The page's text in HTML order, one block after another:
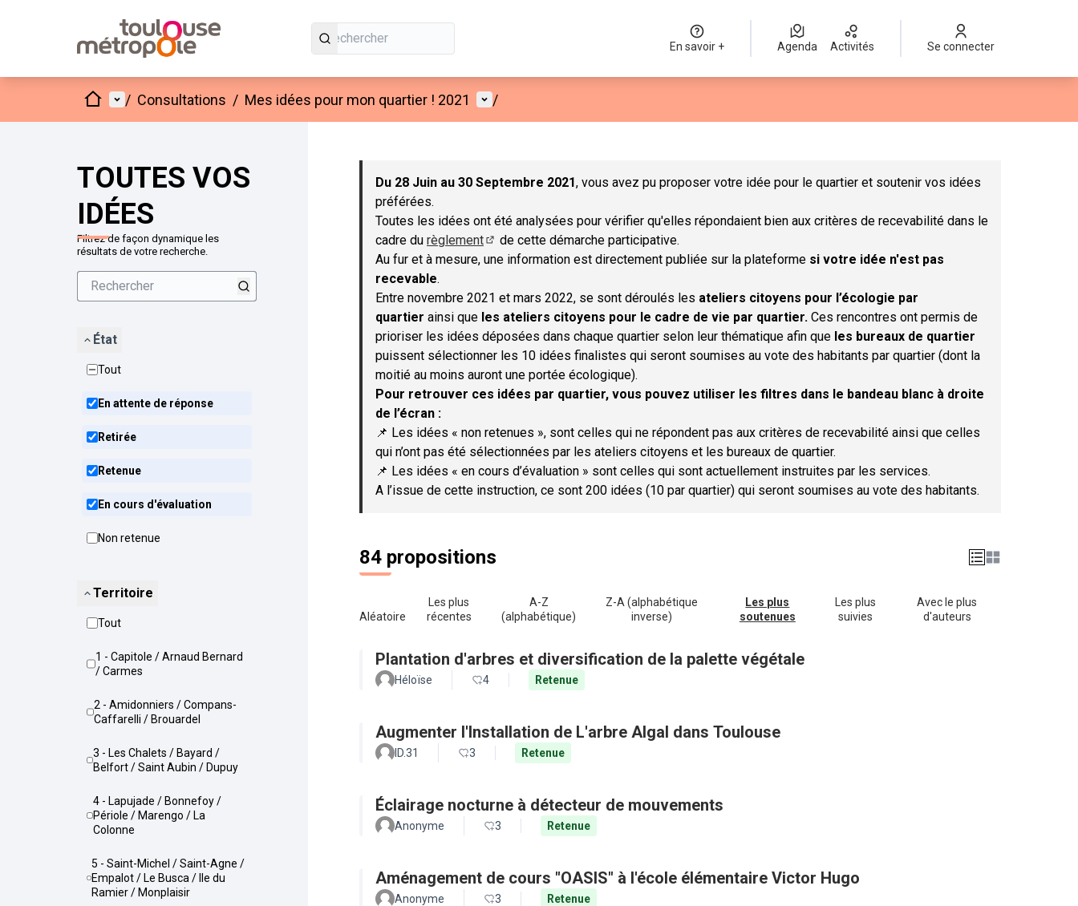
En savoir + Agenda Activités Se connecter
AccueilMenu principal
/ Consultations / Mes idées pour mon quartier ! 2021 Menu utilisateur
/
TOUTES VOS
IDÉES
Filtrez de façon dynamique les
résultats de votre recherche.
État
Tout
En attente de réponse
Retirée
Retenue
En cours d'évaluation
Non retenue
Territoire
Tout
1 - Capitole / Arnaud Bernard
/ Carmes
2 - Amidonniers / Compans-
Caffarelli / Brouardel
3 - Les Chalets / Bayard /
Belfort / Saint Aubin / Dupuy
4 - Lapujade / Bonnefoy /
Périole / Marengo / La
Colonne
5 - Saint-Michel / Saint-Agne /
Empalot / Le Busca / Ile du
Ramier / Monplaisir
Passer la carte
Du 28 Juin au 30 Septembre 2021, vous avez pu proposer votre idée pour le quartier et soutenir vos idées
préférées.
Toutes les idées ont été analysées pour vérifier qu'elles répondaient bien aux critères de recevabilité dans le
cadre du règlement
(S'ouvre dans un nouvel onglet)
de cette démarche participative.
Au fur et à mesure, une information est directement publiée sur la plateforme si votre idée n'est pas
recevable.
Entre novembre 2021 et mars 2022, se sont déroulés les ateliers citoyens pour l’écologie par
quartier ainsi que les ateliers citoyens pour le cadre de vie par quartier. Ces rencontres ont permis de
prioriser les idées déposées dans chaque quartier selon leur thématique afin que les bureaux de quartier
puissent sélectionner les 10 idées finalistes qui seront soumises au vote des habitants par quartier (dont la
moitié au moins auront une portée écologique).
Pour retrouver ces idées par quartier, vous pouvez utiliser les filtres dans le bandeau blanc à droite
de l’écran :
📌 Les idées « non retenues », sont celles qui ne répondent pas aux critères de recevabilité ainsi que celles
qui n’ont pas été sélectionnées par les ateliers citoyens et les bureaux de quartier.
📌 Les idées « en cours d’évaluation » sont celles qui sont actuellement instruites par les services.
A l’issue de cette instruction, ce sont 200 idées (10 par quartier) qui seront soumises au vote des habitants.
84 propositions
Aléatoire
Les plus
récentes
A-Z
(alphabétique)
Z-A (alphabétique
inverse)
Les plus
soutenues
Les plus
suivies
Avec le plus
d'auteurs
Plantation d'arbres et diversification de la palette végétale
Héloïse 4 Retenue
Augmenter l'Installation de L'arbre Algal dans Toulouse
ID.31 3 Retenue
Éclairage nocturne à détecteur de mouvements
Anonyme 3 Retenue
Aménagement de cours "OASIS" à l'école élémentaire Victor Hugo
Anonyme 3 Retenue